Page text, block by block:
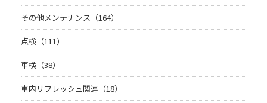
その他メンテナンス（164）
点検（111）
車検（38）
車内リフレッシュ関連（18）